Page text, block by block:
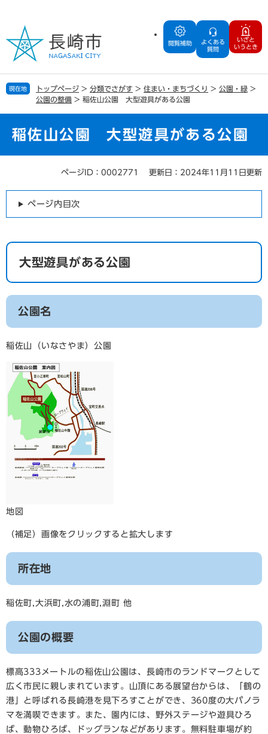
の
で
す
ー
ば
し
閲覧補助
よくある
質問
いざと
いうとき
現在地 トップページ > 分類でさがす > 住まい・まちづくり > 公園・緑 >
公園の整備 > 稲佐山公園 大型遊具がある公園
稲佐山公園 大型遊具がある公園
ページID：0002771 更新日：2024年11月11日更新
ページ内目次
大型遊具がある公園
公園名
稲佐山（いなさやま）公園
地図
（補足）画像をクリックすると拡大します
所在地
稲佐町,大浜町,水の浦町,淵町 他
公園の概要
標高333メートルの稲佐山公園は、長崎市のランドマークとして
広く市民に親しまれています。山頂にある展望台からは、「鶴の
港」と呼ばれる長崎港を見下ろすことができ、360度の大パノラ
マを満喫できます。また、園内には、野外ステージや遊具ひろ
ば、動物ひろば、ドッグランなどがあります。無料駐車場が約